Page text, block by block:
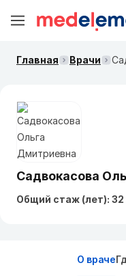
Главная Врачи
Садвокасова
Общий стаж (лет): 32
О враче